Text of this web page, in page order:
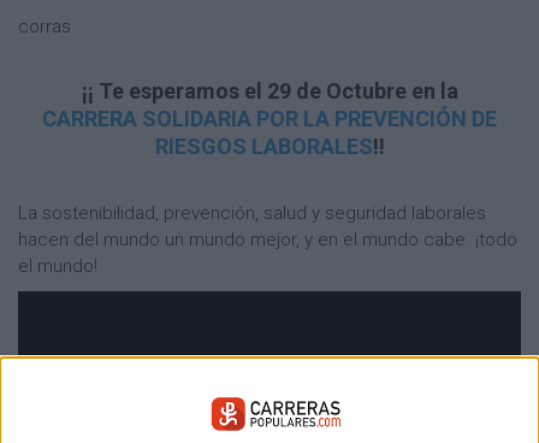
corras
¡¡ Te esperamos el 29 de Octubre en la
CARRERA SOLIDARIA POR LA PREVENCIÓN DE
RIESGOS LABORALES!!
La sostenibilidad, prevención, salud y seguridad laborales
hacen del mundo un mundo mejor, y en el mundo cabe ¡todo
el mundo!